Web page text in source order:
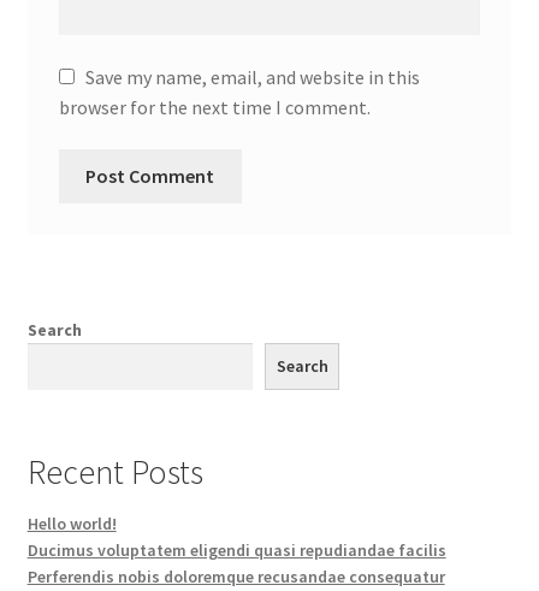
Save my name, email, and website in this
browser for the next time I comment.
Search
Search
Recent Posts
Hello world!
Ducimus voluptatem eligendi quasi repudiandae facilis
Perferendis nobis doloremque recusandae consequatur